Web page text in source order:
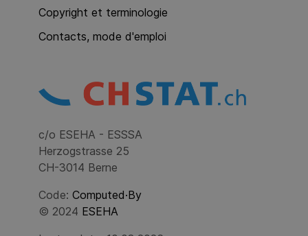
Copyright et terminologie
Contacts, mode d'emploi
c/o ESEHA - ESSSA
Herzogstrasse 25
CH-3014 Berne
Code: Computed·By
© 2024 ESEHA